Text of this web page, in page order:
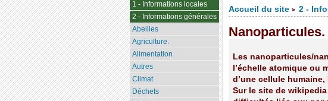
Accueil du site > 2 -
Nanoparticules.
Les nanoparticules/
l’échelle atomique ou
d’une cellule humaine,
Sur le site de
1 - Informations locales
2 - Informations générales
Abeilles
Agriculture.
Alimentation
Autres
Climat
Déchets